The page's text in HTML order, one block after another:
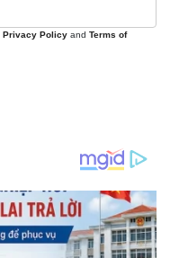
Privacy Policy and Terms of